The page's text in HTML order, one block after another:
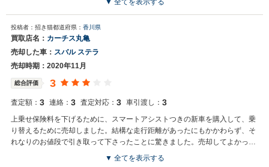
▼ 全てを表示する
投稿者：招き猫都道府県： 香川県
買取店名： カーチス丸亀
売却した車： スバル ステラ
売却時期：2020年11月
総合評価 3
査定額： 3 連絡： 3 査定対応： 3 車引渡し： 3
上乗せ保険料を下げるために、スマートアシストつきの新車を購入して、乗
り替えるために売却しました。結構な走行距離があったにもかかわらず、そ
れなりのお値段で引き取って下さったことに驚きました。売却してよかった
▼ 全てを表示する